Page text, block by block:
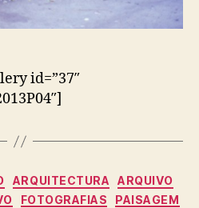
id=”37″
Categorias
ARQUITECTURA
ARQUIVO
FOTOGRAFIAS
PAISAGEM